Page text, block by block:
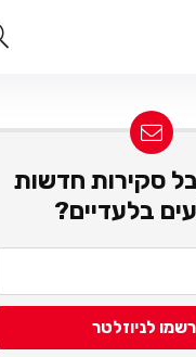
סקירות חדשות
בלעדיים?